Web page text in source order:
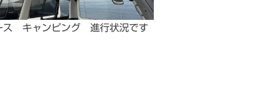
ス キャンピング 進行状況です